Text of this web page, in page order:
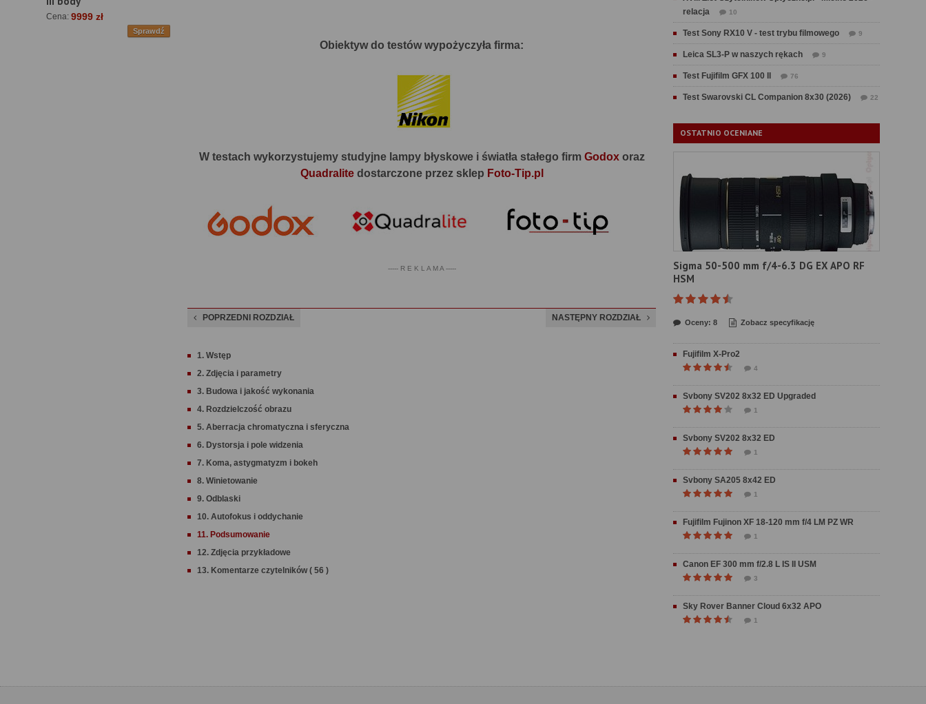
Cena: 9999 zł
Sprawdź
Obiektyw do testów wypożyczyła firma:
W testach wykorzystujemy studyjne lampy błyskowe i światła stałego firm Godoxoraz
Quadralitedostarczone przez sklep Foto-Tip.pl
----- R E K L A M A -----
POPRZEDNI ROZDZIAŁ NASTĘPNY ROZDZIAŁ
1. Wstęp
2. Zdjęcia i parametry
3. Budowa i jakość wykonania
4. Rozdzielczość obrazu
5. Aberracja chromatyczna i sferyczna
6. Dystorsja i pole widzenia
7. Koma, astygmatyzm i bokeh
8. Winietowanie
9. Odblaski
10. Autofokus i oddychanie
11. Podsumowanie
12. Zdjęcia przykładowe
13. Komentarze czytelników ( 56 )
relacja
10
Test Sony RX10 V - test trybu filmowego 9
Leica SL3-P w naszych rękach 9
Test Fujifilm GFX 100 II 76
Test Swarovski CL Companion 8x30 (2026) 22
OSTATNIO OCENIANE
Sigma 50-500 mm f/4-6.3 DG EX APO RF
HSM
Oceny: 8 Zobacz specyfikację
Fujifilm X-Pro2
4
Svbony SV202 8x32 ED Upgraded
1
Svbony SV202 8x32 ED
1
Svbony SA205 8x42 ED
1
Fujifilm Fujinon XF 18-120 mm f/4 LM PZ WR
1
Canon EF 300 mm f/2.8 L IS II USM
3
Sky Rover Banner Cloud 6x32 APO
1